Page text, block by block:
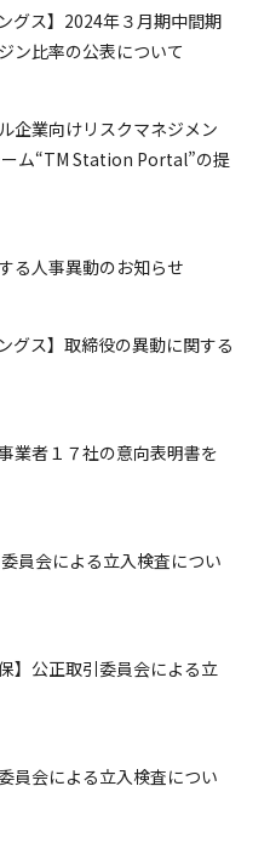
グス】2024年３月期中間期
ン比率の公表について
企業向けリスクマネジメン
ーム“TM Station Portal”の提
る人事異動のお知らせ
グス】取締役の異動に関する
業者１７社の意向表明書を
員会による立入検査につい
】公正取引委員会による立
員会による立入検査につい